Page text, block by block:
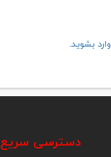
وارد بشوید.
دسترسی سریع